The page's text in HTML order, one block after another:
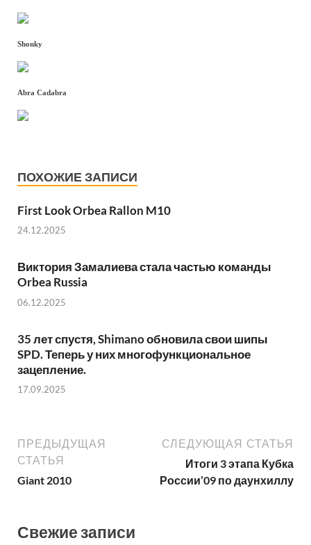
Shonky
Abra Cadabra
ПОХОЖИЕ ЗАПИСИ
First Look Orbea Rallon M10
24.12.2025
Виктория Замалиева стала частью команды
Orbea Russia
06.12.2025
35 лет спустя, Shimano обновила свои шипы
SPD. Теперь у них многофункциональное
зацепление.
17.09.2025
ПРЕДЫДУЩАЯ
СТАТЬЯ
Giant 2010
СЛЕДУЮЩАЯ СТАТЬЯ
Итоги 3 этапа Кубка
России’09 по даунхиллу
Свежие записи